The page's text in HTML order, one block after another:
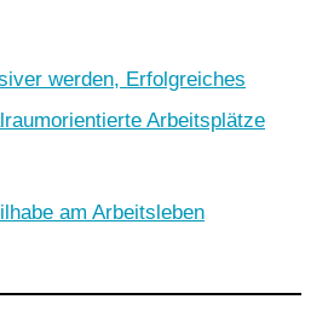
werden, Erfolgreiches
Arbeitsplätze
am Arbeitsleben